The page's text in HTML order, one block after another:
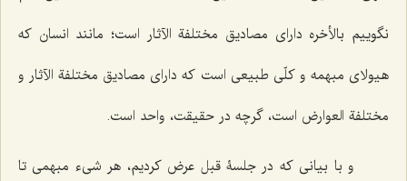
نگوییم بالأخره دارای مصادیق مختلفة الآثار است؛ مانند انسان که
هیولای مبهمه و کلّی طبیعی است که دارای مصادیق مختلفة الآثار و
مختلفة العوارض است، گرچه در حقیقت، واحد است.
و با بیانی که در جلسۀ قبل عرض کردیم، هر شیء مبهمی تا